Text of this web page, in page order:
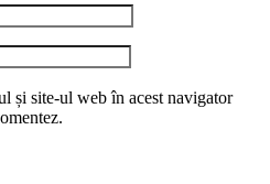
și site-ul web în acest navigator